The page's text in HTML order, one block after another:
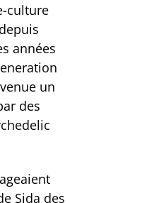
culture
années
un
des
Sida des